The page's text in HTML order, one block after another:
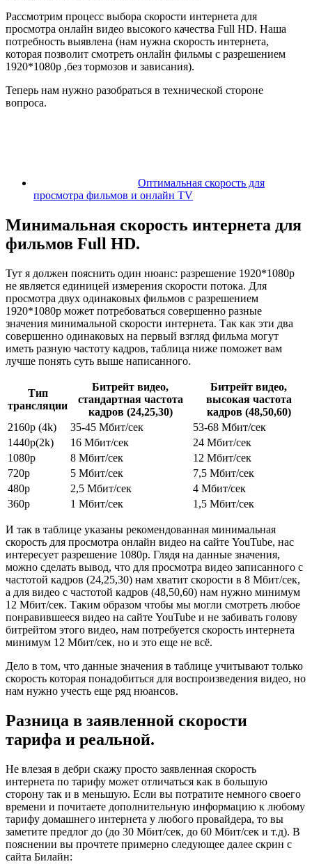
Рассмотрим процесс выбора скорости интернета для
просмотра онлайн видео высокого качества Full HD. Наша
потребность выявлена (нам нужна скорость интернета,
которая позволит смотреть онлайн фильмы с разрешением
1920*1080p ,без тормозов и зависания).
Теперь нам нужно разобраться в технической стороне
вопроса.
Оптимальная скорость для
просмотра фильмов и онлайн TV
Минимальная скорость интернета для
фильмов Full HD.
Тут я должен пояснить один нюанс: разрешение 1920*1080p
не является единицей измерения скорости потока. Для
просмотра двух одинаковых фильмов с разрешением
1920*1080p может потребоваться совершенно разные
значения минимальной скорости интернета. Так как эти два
совершенно одинаковых на первый взгляд фильма могут
иметь разную частоту кадров, таблица ниже поможет вам
лучше понять суть выше написанного.
Тип
трансляции
Битрейт видео,
стандартная частота
кадров (24,25,30)
Битрейт видео,
высокая частота
кадров (48,50,60)
2160p (4k)
35-45 Мбит/сек
53-68 Мбит/сек
1440p(2k)
16 Мбит/сек
24 Мбит/сек
1080p
8 Мбит/сек
12 Мбит/сек
720p
5 Мбит/сек
7,5 Мбит/сек
480p
2,5 Мбит/сек
4 Мбит/сек
360p
1 Мбит/сек 1,5 Мбит/сек
И так в таблице указаны рекомендованная минимальная
скорость для просмотра онлайн видео на сайте YouTube, нас
интересует разрешение 1080p. Глядя на данные значения,
можно сделать вывод, что для просмотра видео записанного с
частотой кадров (24,25,30) нам хватит скорости в 8 Мбит/сек,
а для видео с частотой кадров (48,50,60) нам нужно минимум
12 Мбит/сек. Таким образом чтобы мы могли смотреть любое
понравившееся видео на сайте YouTube и не забивать голову
битрейтом этого видео, нам потребуется скорость интернета
минимум 12 Мбит/сек, но и это еще не всё.
Дело в том, что данные значения в таблице учитывают только
скорость которая понадобиться для воспроизведения видео, но
нам нужно учесть еще ряд нюансов.
Разница в заявленной скорости
тарифа и реальной.
Не влезая в дебри скажу просто заявленная скорость
интернета по тарифу может отличаться как в большую
сторону так и в меньшую. Если вы потратите немного своего
времени и почитаете дополнительную информацию к любому
тарифу домашнего интернета у любого провайдера, то вы
заметите предлог до (до 30 Мбит/сек, до 60 Мбит/сек и т.д). В
пояснении вы прочтете примерно следующее далее скрин с
сайта Билайн: